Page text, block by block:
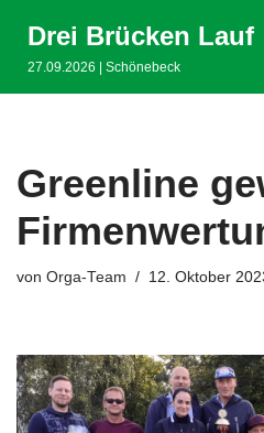
Zum
Drei Brücken Lauf
27.09.2026 | Schönebeck
Greenline
von Orga-Team 12. Oktober